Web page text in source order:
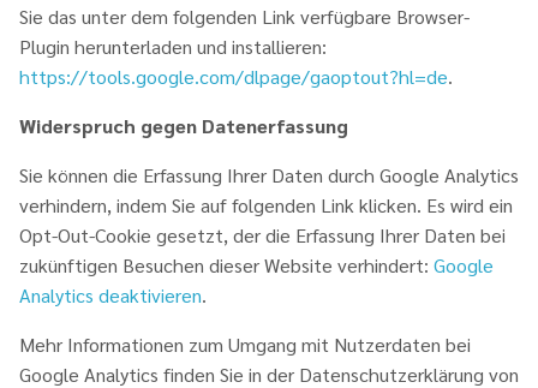
Sie das unter dem folgenden Link verfügbare Browser-
Plugin herunterladen und installieren:
https://tools.google.com/dlpage/gaoptout?hl=de.
Widerspruch gegen Datenerfassung
Sie können die Erfassung Ihrer Daten durch Google Analytics
verhindern, indem Sie auf folgenden Link klicken. Es wird ein
Opt-Out-Cookie gesetzt, der die Erfassung Ihrer Daten bei
zukünftigen Besuchen dieser Website verhindert: Google
Analytics deaktivieren.
Mehr Informationen zum Umgang mit Nutzerdaten bei
Google Analytics finden Sie in der Datenschutzerklärung von